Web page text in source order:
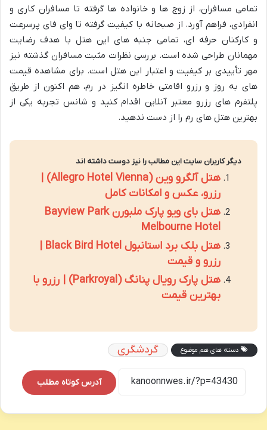
تمامی مسافران، از زوج ها و خانواده ها گرفته تا مسافران کاری و
انفرادی، فراهم آورد. از صبحانه با کیفیت گرفته تا وای فای پرسرعت
و کارکنان حرفه ای، تمامی جنبه های این هتل با هدف رضایت
مهمانان طراحی شده است. بررسی نظرات مثبت مسافران گذشته نیز
مهر تأییدی بر کیفیت و اعتبار این هتل است. برای مشاهده قیمت
های به روز و رزرو اقامتی خاطره انگیز در رم، هم اکنون از طریق
پلتفرم های رزرو معتبر آنلاین اقدام کنید و شانس تجربه یکی از
بهترین هتل های رم را از دست ندهید.
دیگر کاربران سایت این مطالب را نیز دوست داشته اند
هتل آلگرو وین (Allegro Hotel Vienna) |
رزرو، عکس و امکانات کامل
هتل بای ویو پارک ملبورن Bayview Park
Melbourne Hotel
رزرو و قیمت
هتل پارک رویال پنانگ (Parkroyal) | رزرو با
بهترین قیمت
دسته های هم موضوع گردشگری
آدرس کوتاه مطلب